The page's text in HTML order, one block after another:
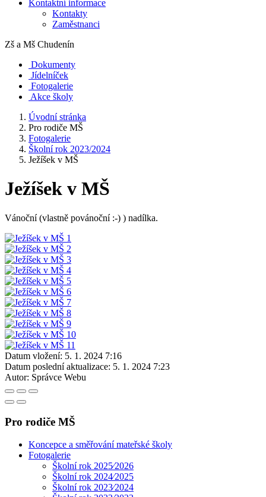
Kontaktní informace
Kontakty
Zaměstnanci
Zš a Mš Chudenín
Dokumenty
Jídelníček
Fotogalerie
Akce školy
Úvodní stránka
Pro rodiče MŠ
Fotogalerie
Školní rok 2023/2024
Ježíšek v MŠ
Ježíšek v MŠ
Vánoční (vlastně povánoční :-) ) nadílka.
Datum vložení: 5. 1. 2024 7:16
Datum poslední aktualizace: 5. 1. 2024 7:23
Autor: Správce Webu
Pro rodiče MŠ
Koncepce a směřování mateřské školy
Fotogalerie
Školní rok 2025⁄2026
Školní rok 2024⁄2025
Školní rok 2023⁄2024